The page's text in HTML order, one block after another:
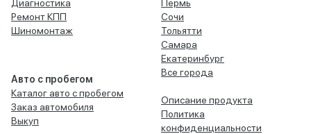
Диагностика
Ремонт КПП
Шиномонтаж
Авто с пробегом
Каталог авто с пробегом
Заказ автомобиля
Выкуп
Пермь
Сочи
Тольятти
Самара
Екатеринбург
Все города
Описание продукта
Политика
конфиденциальности